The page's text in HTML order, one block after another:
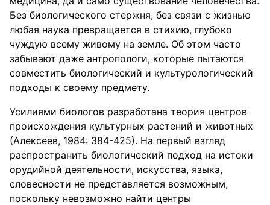
Без биологического стержня, без связи с жизнью
любая наука превращается в стихию, глубоко
чуждую всему живому на земле. Об этом часто
забывают даже антропологи, которые пытаются
совместить биологический и культурологический
подходы к своему предмету.
Усилиями биологов разработана теория центров
происхождения культурных растений и животных
(Алексеев, 1984: 384-425). На первый взгляд
распространить биологический подход на истоки
орудийной деятельности, искусства, языка,
словесности не представляется возможным,
поскольку невозможно найти центры